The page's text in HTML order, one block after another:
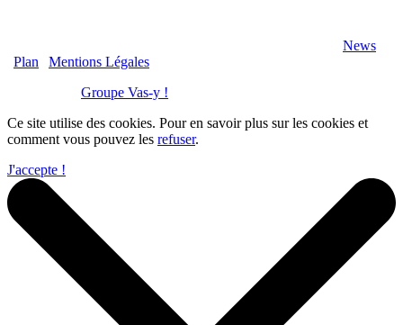
News
Plan
Mentions Légales
Groupe Vas-y !
Ce site utilise des cookies. Pour en savoir plus sur les cookies et
comment vous pouvez les refuser.
J'accepte !